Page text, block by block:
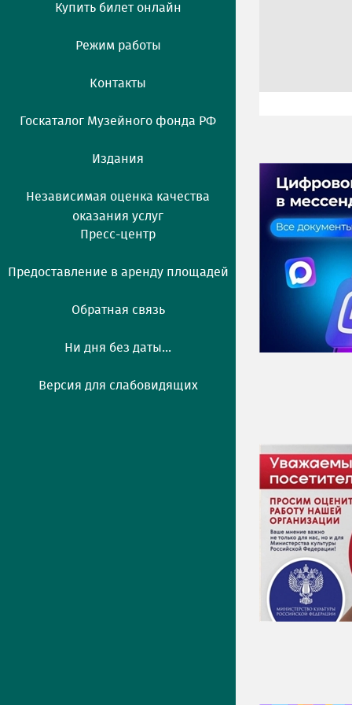
Купить билет онлайн
Режим работы
Контакты
Госкаталог Музейного фонда РФ
Издания
Независимая оценка качества
оказания услуг
Пресс-центр
Предоставление в аренду площадей
Обратная связь
Ни дня без даты...
Версия для слабовидящих